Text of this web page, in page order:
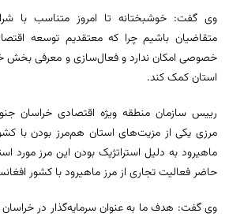
وی گفت: خوشبختانه تا امروز متناسب با
متقاضیان باشیم چرا که معتقدیم توسعه
خصوصی امکان ندارد و فعال‌سازی و معرفی بخش
استان کمک کند.
رییس سازمان منطقه ویژه اقتصادی خراسان
مرزی یکی از مزیت‌های استان هم‌مرز بودن با
ماهیرود به دلیل استراتژیک بودن این مرز مورد
حاضر فعالیت تجاری از مرز ماهیرود با کشور
وی گفت: هدف ما به عنوان سرمایه‌گذار در